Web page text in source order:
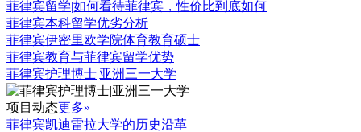
菲律宾留学|如何看待菲律宾，性价比到底如何
菲律宾本科留学优劣分析
菲律宾伊密里欧学院体育教育硕士
菲律宾教育与菲律宾留学优势
菲律宾护理博士|亚洲三一大学
项目动态更多»
菲律宾凯迪雷拉大学的历史沿革